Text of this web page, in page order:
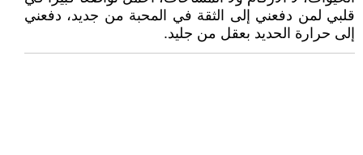
قلبي لمن دفعني إلى الثقة في المحبة من جديد، دفعني
إلى حرارة الحديد بعقل من جليد.